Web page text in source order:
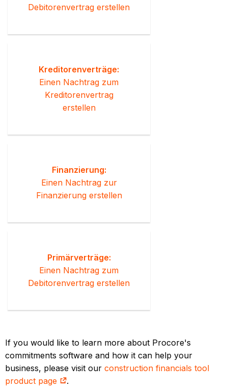
Debitorenvertrag erstellen
Kreditorenverträge:
Einen Nachtrag zum
Kreditorenvertrag
erstellen
Finanzierung:
Einen Nachtrag zur
Finanzierung erstellen
Primärverträge:
Einen Nachtrag zum
Debitorenvertrag erstellen
If you would like to learn more about Procore's
commitments software and how it can help your
business, please visit ourconstruction financials tool
product page
.